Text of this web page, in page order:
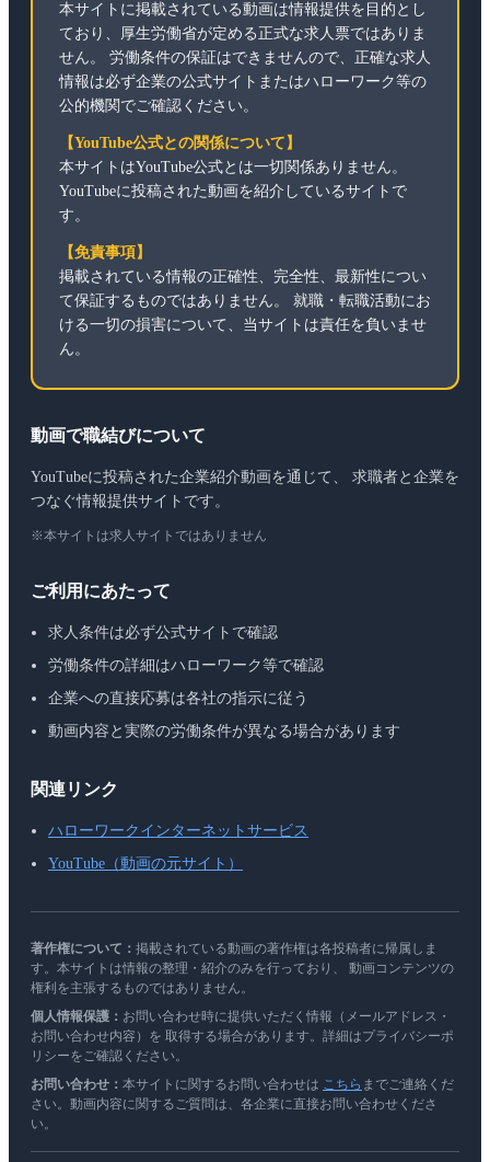
本サイトに掲載されている動画は情報提供を目的とし
ており、厚生労働省が定める正式な求人票ではありま
せん。 労働条件の保証はできませんので、正確な求人
情報は必ず企業の公式サイトまたはハローワーク等の
公的機関でご確認ください。
【YouTube公式との関係について】
本サイトはYouTube公式とは一切関係ありません。
YouTubeに投稿された動画を紹介しているサイトで
す。
【免責事項】
掲載されている情報の正確性、完全性、最新性につい
て保証するものではありません。 就職・転職活動にお
ける一切の損害について、当サイトは責任を負いませ
ん。
動画で職結びについて
YouTubeに投稿された企業紹介動画を通じて、 求職者と企業を
つなぐ情報提供サイトです。
※本サイトは求人サイトではありません
ご利用にあたって
求人条件は必ず公式サイトで確認
労働条件の詳細はハローワーク等で確認
企業への直接応募は各社の指示に従う
動画内容と実際の労働条件が異なる場合があります
関連リンク
ハローワークインターネットサービス
YouTube（動画の元サイト）
著作権について： 掲載されている動画の著作権は各投稿者に帰属しま
す。本サイトは情報の整理・紹介のみを行っており、 動画コンテンツの
権利を主張するものではありません。
個人情報保護： お問い合わせ時に提供いただく情報（メールアドレス・
お問い合わせ内容）を 取得する場合があります。詳細はプライバシーポ
リシーをご確認ください。
お問い合わせ： 本サイトに関するお問い合わせは こちら までご連絡くだ
さい。動画内容に関するご質問は、各企業に直接お問い合わせくださ
い。